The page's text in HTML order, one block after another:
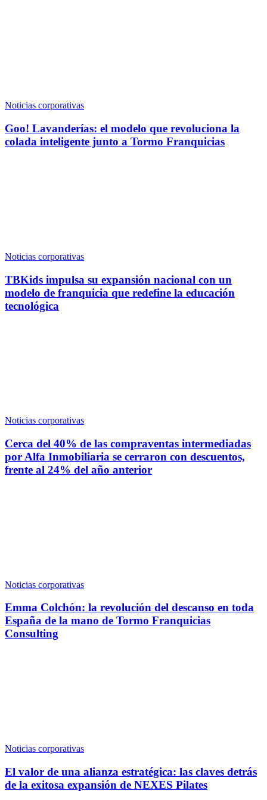
Noticias corporativas
Goo! Lavanderías: el modelo que revoluciona la
colada inteligente junto a Tormo Franquicias
Noticias corporativas
TBKids impulsa su expansión nacional con un
modelo de franquicia que redefine la educación
tecnológica
Noticias corporativas
Cerca del 40% de las compraventas intermediadas
por Alfa Inmobiliaria se cerraron con descuentos,
frente al 24% del año anterior
Noticias corporativas
Emma Colchón: la revolución del descanso en toda
España de la mano de Tormo Franquicias
Consulting
Noticias corporativas
El valor de una alianza estratégica: las claves detrás
de la exitosa expansión de NEXES Pilates